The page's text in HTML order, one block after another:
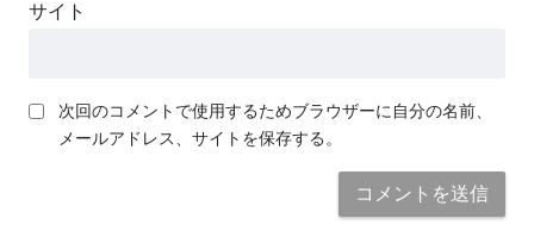
サイト
次回のコメントで使用するためブラウザーに自分の名前、
メールアドレス、サイトを保存する。